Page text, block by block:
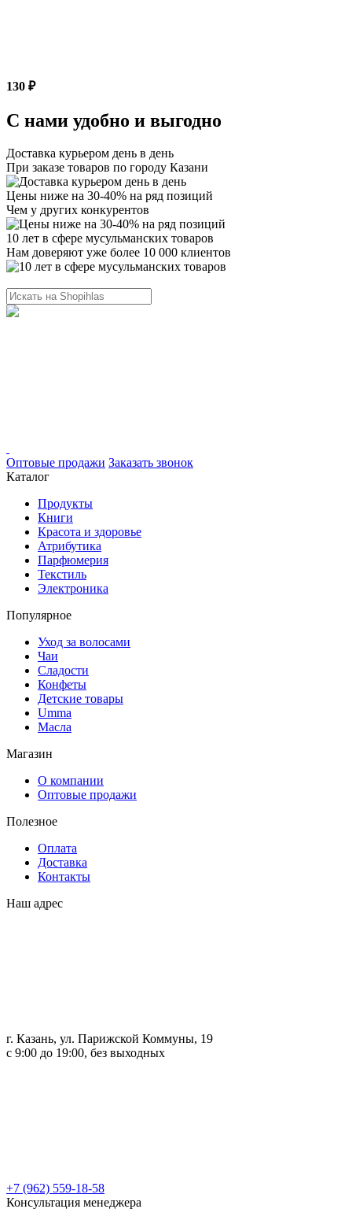
130 ₽
С нами удобно и выгодно
Доставка курьером день в день
При заказе товаров по городу Казани
Цены ниже на 30-40% на ряд позиций
Чем у других конкурентов
10 лет в сфере мусульманских товаров
Нам доверяют уже более 10 000 клиентов
Оптовые продажи Заказать звонок
Каталог
Продукты
Книги
Красота и здоровье
Атрибутика
Парфюмерия
Текстиль
Электроника
Популярное
Уход за волосами
Чаи
Сладости
Конфеты
Детские товары
Umma
Масла
Магазин
О компании
Оптовые продажи
Полезное
Оплата
Доставка
Контакты
Наш адрес
г. Казань, ул. Парижской Коммуны, 19
с 9:00 до 19:00, без выходных
+7 (962) 559-18-58
Консультация менеджера